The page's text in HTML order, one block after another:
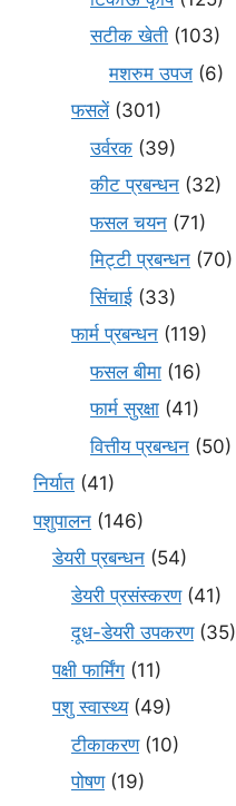
सटीक खेती (103)
मशरुम उपज (6)
फसलें(301)
उर्वरक (39)
कीट प्रबन्धन (32)
फसल चयन (71)
मि‌ट्टी प्रबन्धन (70)
सिंचाई (33)
फार्म प्रबन्धन (119)
फसल बीमा (16)
फार्म सुरक्षा (41)
वित्तीय प्रबन्धन (50)
निर्यात (41)
पशुपालन (146)
डेयरी प्रबन्धन (54)
डेयरी प्रसंस्करण(41)
दूध-डेयरी उपकरण(35)
पक्षी फार्मिंग (11)
पशु स्वास्थ्य(49)
टीकाकरण(10)
पोषण(19)